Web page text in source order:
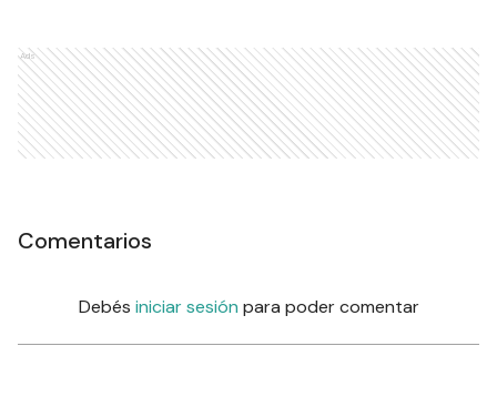
Ads
Comentarios
Debés iniciar sesión para poder comentar